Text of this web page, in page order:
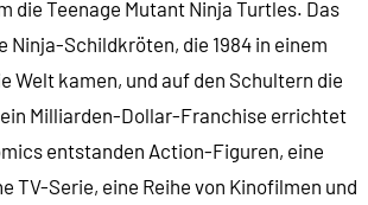
... Baxter Stockman ...
die Teenage Mutant Ninja Turtles. Das
Ninja-Schildkröten, die 1984 in einem
Welt kamen, und auf den Schultern die
Milliarden-Dollar-Franchise errichtet
entstanden Action-Figuren, eine
TV-Serie, eine Reihe von Kinofilmen und